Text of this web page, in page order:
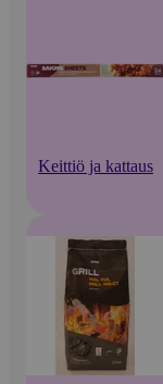
Keittiö ja kattaus